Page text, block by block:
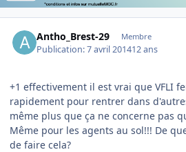
Antho_Brest-29 Membre
Publication:7 avril 201412 ans
+1 effectivement il est vrai que VFLI
rapidement pour rentrer dans
même plus que ça ne concerne pas
Même pour les agents au sol!!! De
de faire cela?